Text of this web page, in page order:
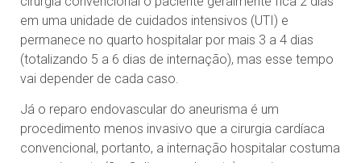
em uma unidade de cuidados intensivos (UTI) e
permanece no quarto hospitalar por mais 3 a 4 dias
(totalizando 5 a 6 dias de internação), mas esse tempo
vai depender de cada caso.
Já o reparo endovascular do aneurisma é um
procedimento menos invasivo que a cirurgia cardíaca
convencional, portanto, a internação hospitalar costuma